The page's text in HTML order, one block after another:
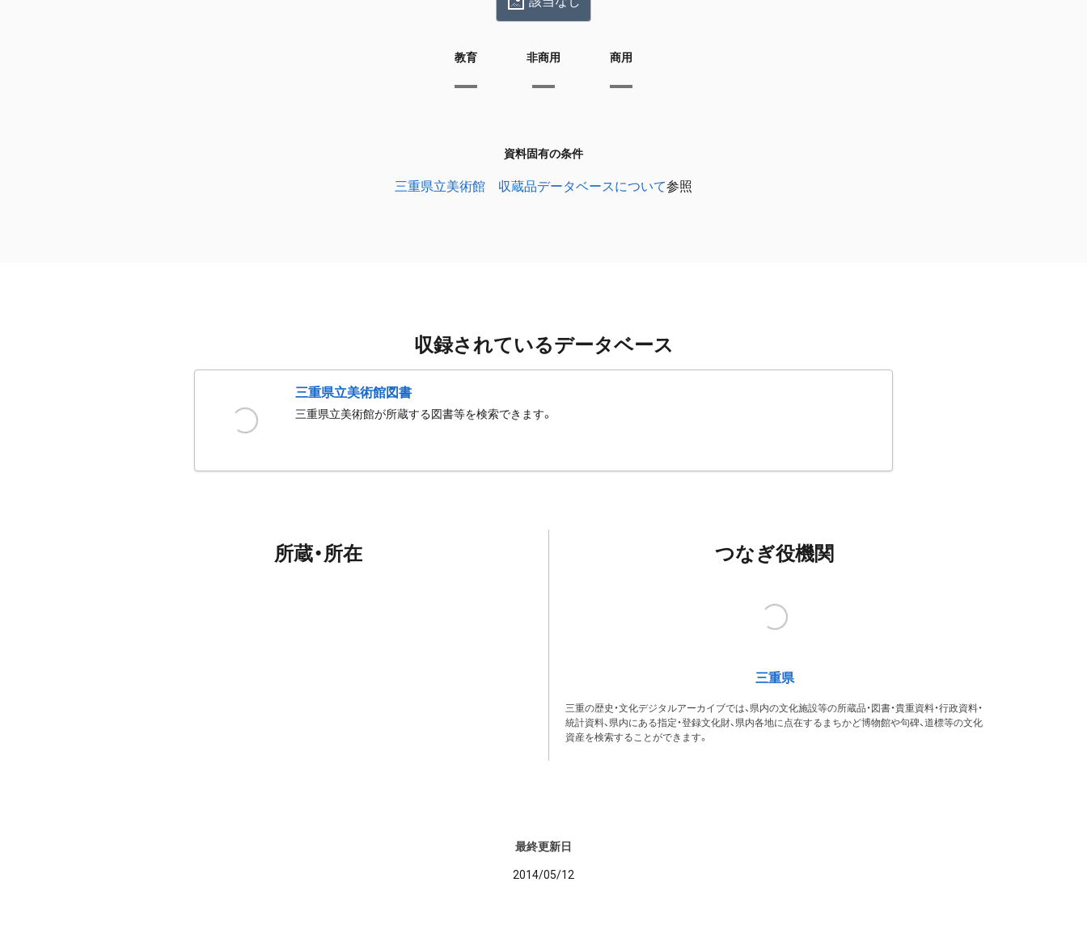
教育 非商用 商用
資料固有の条件
三重県立美術館 収蔵品データベースについて参照
収録されているデータベース
三重県立美術館図書
三重県立美術館が所蔵する図書等を検索できます。
所蔵・所在 つなぎ役機関
三重県
三重の歴史・文化デジタルアーカイブでは、県内の文化施設等の所蔵品・図書・貴重資料・行政資料・
統計資料、県内にある指定・登録文化財、県内各地に点在するまちかど博物館や句碑、道標等の文化
資産を検索することができます。
最終更新日
2014/05/12